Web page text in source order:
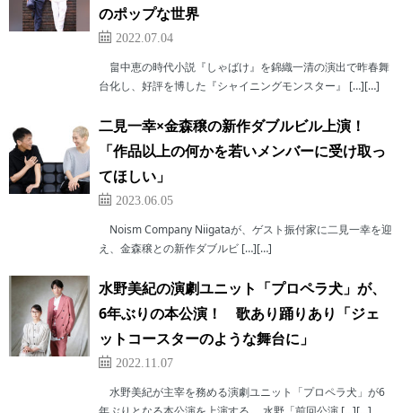
のポップな世界
2022.07.04
畠中恵の時代小説『しゃばけ』を錦織一清の演出で昨春舞
台化し、好評を博した『シャイニングモンスター』 […][…]
二見一幸×金森穣の新作ダブルビル上演！
「作品以上の何かを若いメンバーに受け取っ
てほしい」
2023.06.05
Noism Company Niigataが、ゲスト振付家に二見一幸を迎
え、金森穣との新作ダブルビ […][…]
水野美紀の演劇ユニット「プロペラ犬」が、
6年ぶりの本公演！ 歌あり踊りあり「ジェ
ットコースターのような舞台に」
2022.11.07
水野美紀が主宰を務める演劇ユニット「プロペラ犬」が6